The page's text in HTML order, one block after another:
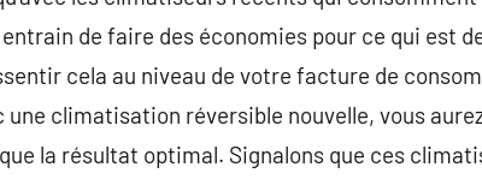
de faire des économies pour ce qui est
cela au niveau de votre facture de
climatisation réversible nouvelle, vous
que la résultat optimal. Signalons que ces